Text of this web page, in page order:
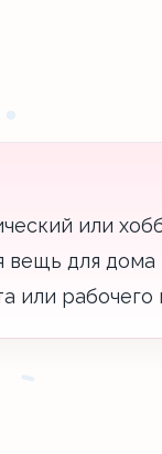
или
вещь для дома
или рабочего